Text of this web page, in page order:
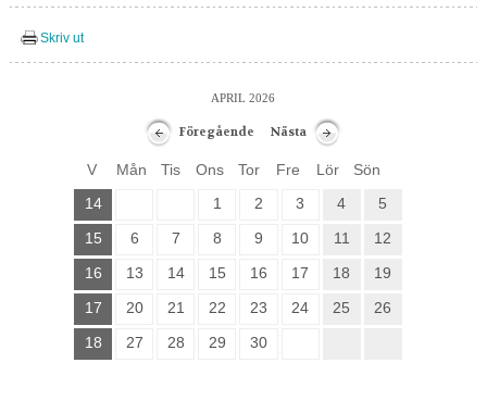
Skriv ut
APRIL 2026
Föregående Nästa
V Mån Tis Ons Tor Fre Lör
Sön
14
1 2 3 4
5
15
6 7 8 9 10 11
12
16
13 14 15 16 17 18
19
17
20 21 22 23 24 25
26
18
27 28 29 30